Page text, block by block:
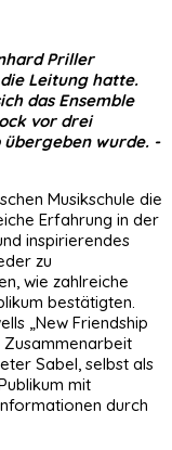
Priller
Leitung hatte.
das Ensemble
vor drei
übergeben wurde. -
Musikschule die
Erfahrung in der
inspirierendes
zu
wie zahlreiche
bestätigten.
„New Friendship
Zusammenarbeit
Sabel, selbst als
mit
durch